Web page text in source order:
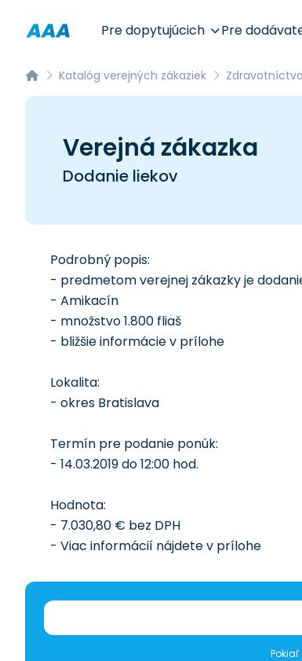
Pre dopytujúcich Pre
Katalóg verejných zákaziek Zdravotníctvo
Verejná zákazka
Dodanie liekov
Podrobný popis:
- predmetom verejnej zákazky je
- Amikacín
- množstvo 1.800 fliaš
- bližšie informácie v prílohe
Lokalita:
- okres Bratislava
Termín pre podanie ponúk:
- 14.03.2019 do 12:00 hod.
Hodnota:
- 7.030,80 € bez DPH
- Viac informácií nájdete v prílohe